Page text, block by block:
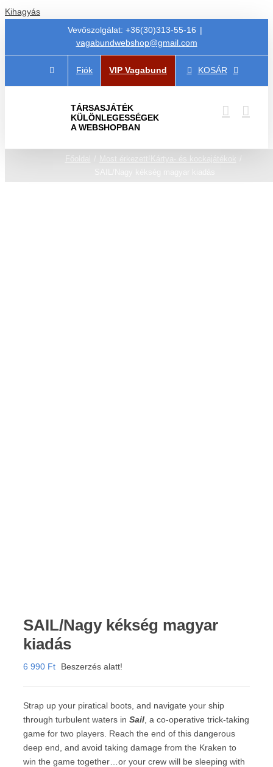
Kihagyás
Vevőszolgálat: +36(30)313-55-16 |
vagabundwebshop@gmail.com
Fiók VIP Vagabund KOSÁR
TÁRSASJÁTÉK
KÜLÖNLEGESSÉGEK
A WEBSHOPBAN
Főoldal Most érkezett!
Kártya- és kockajátékok
SAIL/Nagy kékség magyar
kiadás
6 990 Ft Beszerzés alatt!
Strap up your piratical boots, and navigate your ship
through turbulent waters in Sail , a co-operative trick-taking
game for two players. Reach the end of this dangerous
deep end, and avoid taking damage from the Kraken to
win the game together…or your crew will be sleeping with